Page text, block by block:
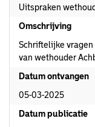
Uitspraken
Omschrijving
Schriftelijke vragen
van wethouder
Datum ontvangen
05-03-2025
Datum publicatie